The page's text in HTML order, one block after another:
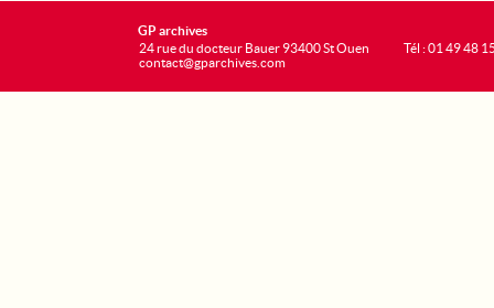
GP archives
24 rue du docteur Bauer 93400 St Ouen
contact@gparchives.com
Tél : 01 49 48